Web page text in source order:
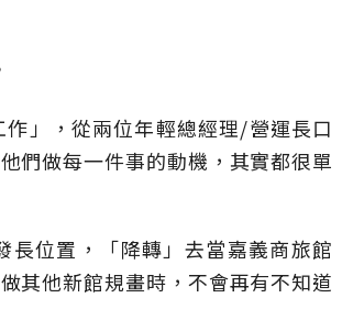
」，從兩位年輕總經理/營運長口
們做每一件事的動機，其實都很單
位置，「降轉」去當嘉義商旅館
其他新館規畫時，不會再有不知道